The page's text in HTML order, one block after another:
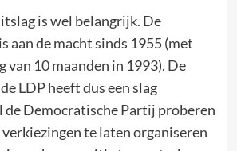
is wel belangrijk. De
aan de macht sinds 1955 (met
van 10 maanden in 1993). De
LDP heeft dus een slag
de Democratische Partij proberen
te laten organiseren